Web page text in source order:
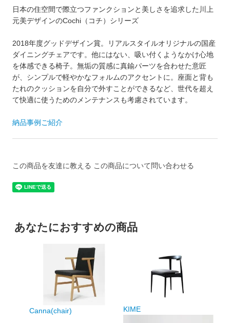
日本の住空間で際立つファンクションと美しさを追求した川上
元美デザインのCochi（コチ）シリーズ
2018年度グッドデザイン賞。リアルスタイルオリジナルの国産
ダイニングチェアです。他にはない、吸い付くようなかけ心地
を体感できる椅子。無垢の質感に真鍮パーツを合わせた意匠
が、シンプルで軽やかなフォルムのアクセントに。座面と背も
たれのクッションを自分で外すことができるなど、世代を超え
て快適に使うためのメンテナンスも考慮されています。
納品事例ご紹介
この商品を友達に教える この商品について問い合わせる
あなたにおすすめの商品
Canna(chair) KIME